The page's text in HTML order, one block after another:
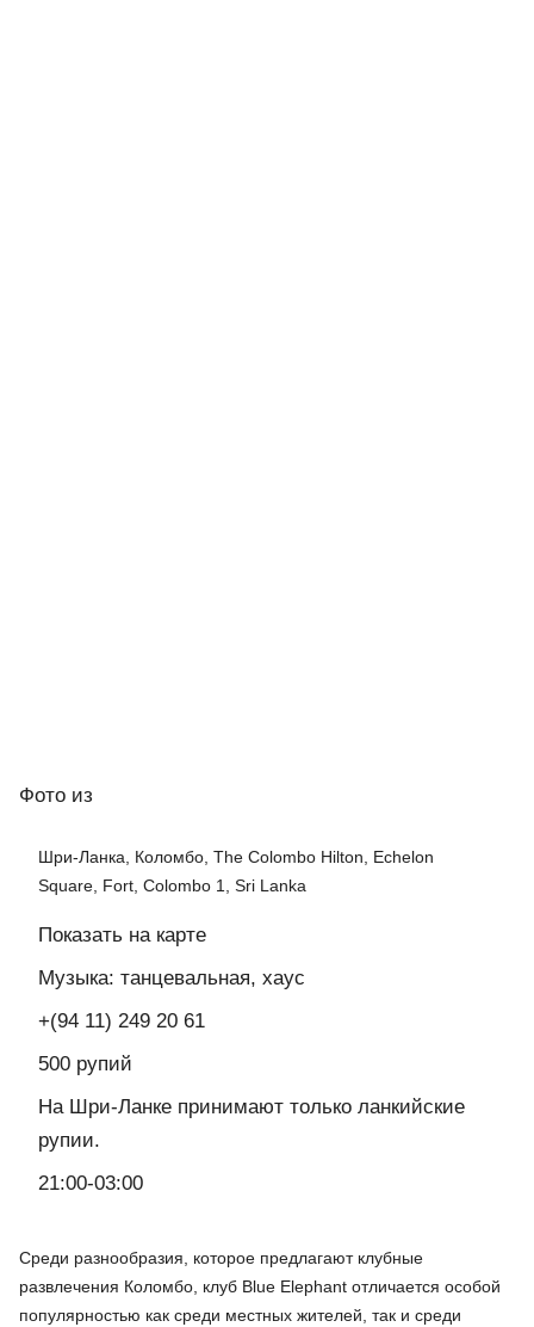
Фото из
Шри-Ланка, Коломбо, The Colombo Hilton, Echelon
Square, Fort, Colombo 1, Sri Lanka
Показать на карте
Музыка: танцевальная, хаус
+(94 11) 249 20 61
500 рупий
На Шри-Ланке принимают только ланкийские
рупии.
21:00-03:00
Среди разнообразия, которое предлагают клубные
развлечения Коломбо, клуб Blue Elephant отличается особой
популярностью как среди местных жителей, так и среди